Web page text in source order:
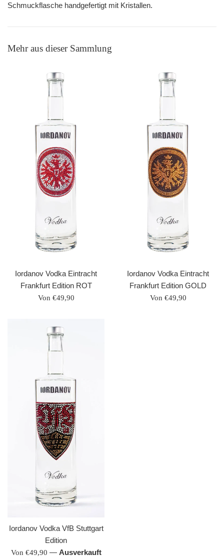
Schmuckflasche handgefertigt mit Kristallen.
Mehr aus dieser Sammlung
Iordanov Vodka Eintracht
Frankfurt Edition ROT
Von €49,90
Iordanov Vodka Eintracht
Frankfurt Edition GOLD
Von €49,90
Iordanov Vodka VfB Stuttgart
Edition
Von €49,90 — Ausverkauft